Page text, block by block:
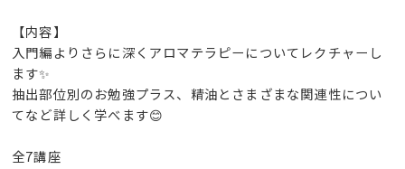
【内容】
入門編よりさらに深くアロマテラピーについてレクチャーし
ます✨
抽出部位別のお勉強プラス、精油とさまざまな関連性につい
てなど詳しく学べます😊
全7講座